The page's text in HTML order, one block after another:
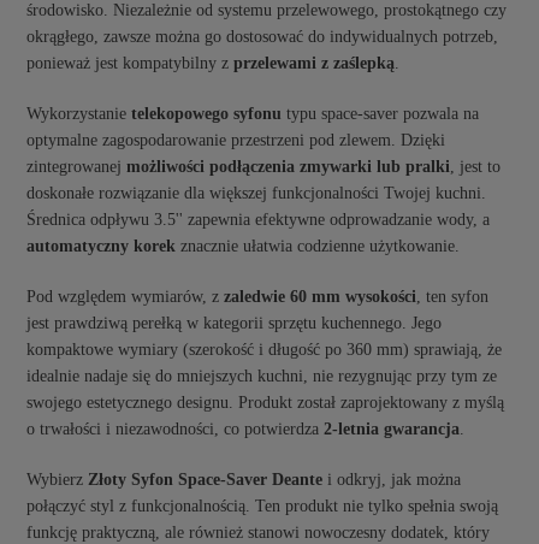
środowisko. Niezależnie od systemu przelewowego, prostokątnego czy
okrągłego, zawsze można go dostosować do indywidualnych potrzeb,
ponieważ jest kompatybilny zprzelewami z zaślepką.
Wykorzystanietelekopowego syfonu typu space-saver pozwala na
optymalne zagospodarowanie przestrzeni pod zlewem. Dzięki
zintegrowanejmożliwości podłączenia zmywarki lub pralki, jest to
doskonałe rozwiązanie dla większej funkcjonalności Twojej kuchni.
Średnica odpływu 3.5'' zapewnia efektywne odprowadzanie wody, a
automatyczny korek znacznie ułatwia codzienne użytkowanie.
Pod względem wymiarów, zzaledwie 60 mm wysokości, ten syfon
jest prawdziwą perełką w kategorii sprzętu kuchennego. Jego
kompaktowe wymiary (szerokość i długość po 360 mm) sprawiają, że
idealnie nadaje się do mniejszych kuchni, nie rezygnując przy tym ze
swojego estetycznego designu. Produkt został zaprojektowany z myślą
o trwałości i niezawodności, co potwierdza2-letnia gwarancja.
WybierzZłoty Syfon Space-Saver Deante i odkryj, jak można
połączyć styl z funkcjonalnością. Ten produkt nie tylko spełnia swoją
funkcję praktyczną, ale również stanowi nowoczesny dodatek, który